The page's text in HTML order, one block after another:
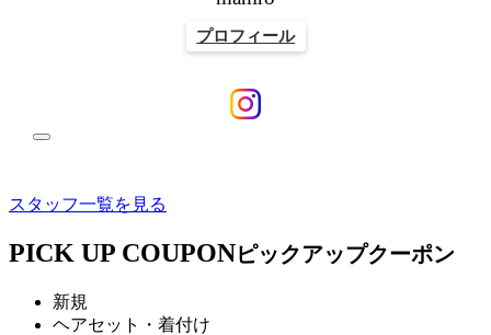
プロフィール
スタッフ一覧を見る
PICK UP COUPONピックアップクーポン
新規
ヘアセット・着付け